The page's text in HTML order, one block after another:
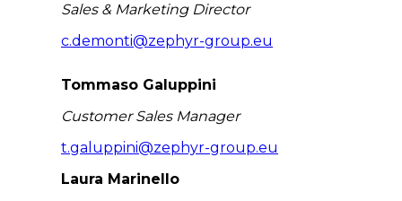
Sales & Marketing Director
c.demonti@zephyr-group.eu
Tommaso Galuppini
Customer Sales Manager
t.galuppini@zephyr-group.eu
Laura Marinello